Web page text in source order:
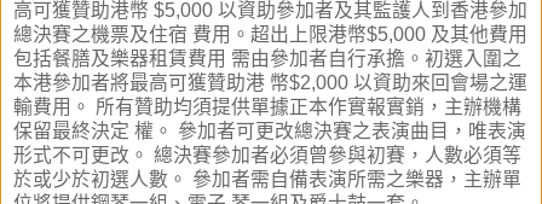
高可獲贊助港幣 $5,000 以資助參加者及其監護人到香港參加
總決賽之機票及住宿 費用。超出上限港幣$5,000 及其他費用
包括餐膳及樂器租賃費用 需由參加者自行承擔。初選入圍之
本港參加者將最高可獲贊助港 幣$2,000 以資助來回會場之運
輸費用。 所有贊助均須提供單據正本作實報實銷，主辦機構
保留最終決定 權。 參加者可更改總決賽之表演曲目，唯表演
形式不可更改。 總決賽參加者必須曾參與初賽，人數必須等
於或少於初選人數。 參加者需自備表演所需之樂器，主辦單